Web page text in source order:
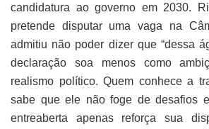
candidatura ao governo em 2030.
pretende disputar uma vaga na
admitiu não poder dizer que “dessa
declaração soa menos como
realismo político. Quem conhece a
sabe que ele não foge de desafios
entreaberta apenas reforça sua